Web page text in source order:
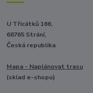
U Třicátků 166,
68765 Strání,
Česká republika
Mapa - Naplánovat trasu
(sklad e-shopu)